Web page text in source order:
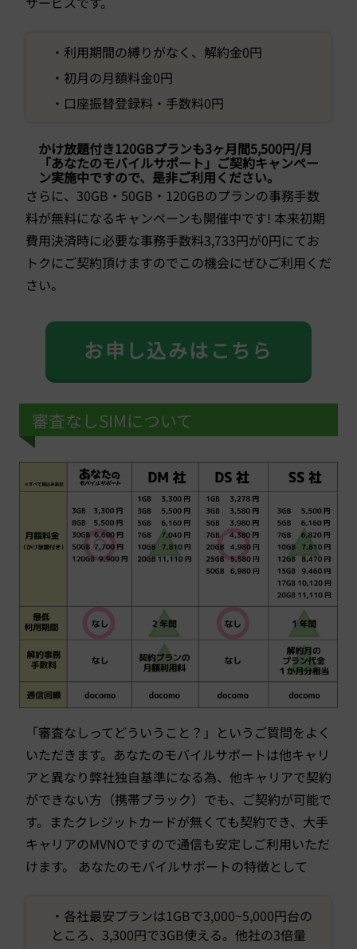
・利用期間の縛りがなく、解約金0円
・初月の月額料金0円
・口座振替登録料・手数料0円
かけ放題付き120GBプランも3ヶ月間5,500円/月
「あなたのモバイルサポート」ご契約キャンペー
ン実施中ですので、是非ご利用ください。
さらに、30GB・50GB・120GBのプランの事務手数
料が無料になるキャンペーンも開催中です! 本来初期
費用決済時に必要な事務手数料3,733円が0円にてお
トクにご契約頂けますのでこの機会にぜひご利用くだ
さい。
お申し込みはこちら
審査なしSIMについて
「審査なしってどういうこと？」というご質問をよく
いただきます。あなたのモバイルサポートは他キャリ
アと異なり弊社独自基準になる為、他キャリアで契約
ができない方（携帯ブラック）でも、ご契約が可能で
す。またクレジットカードが無くても契約でき、大手
キャリアのMVNOですので通信も安定しご利用いただ
けます。 あなたのモバイルサポートの特徴として
・各社最安プランは1GBで3,000~5,000円台の
ところ、3,300円で3GB使える。他社の3倍量